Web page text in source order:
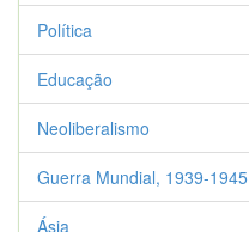
Política
Educação
Neoliberalismo
Guerra Mundial, 1939-1945
Ásia